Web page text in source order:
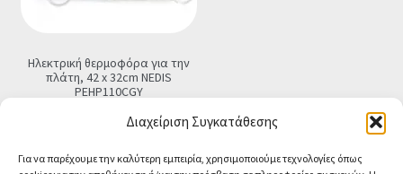
Διαχείριση Συγκατάθεσης
Για να παρέχουμε την καλύτερη εμπειρία, χρησιμοποιούμε τεχνολογίες όπως
Ηλεκτρική θερμοφόρα για την
πλάτη, 42 x 32cm NEDIS
PEHP110CGY
Τελική τιμή
Προσθήκη στο καλάθι